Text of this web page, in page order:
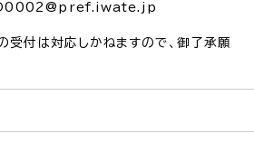
AD0002@pref.iwate.jp
付は対応しかねますので、御了承願